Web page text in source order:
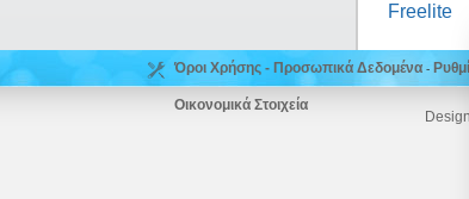
Freelite
Όροι Χρήσης - Προσωπικά Δεδομένα -
Οικονομικά Στοιχεία